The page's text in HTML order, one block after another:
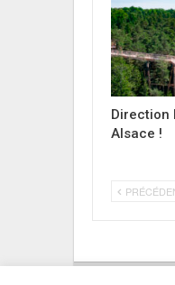
Direction
Alsace !